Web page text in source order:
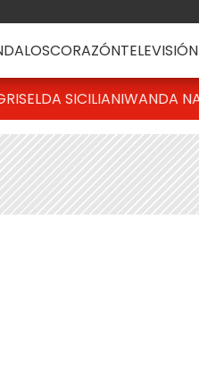
CORAZÓNTELEVISIÓN
SICILIANIWANDA